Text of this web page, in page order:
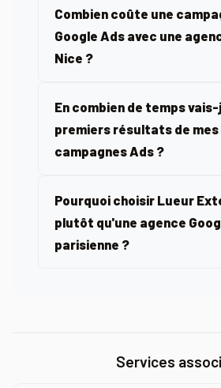
Combien coûte une
Google Ads avec une
Nice ?
En combien de temps
premiers résultats de mes
campagnes Ads ?
Pourquoi choisir Lueur
plutôt qu'une agence
parisienne ?
Services